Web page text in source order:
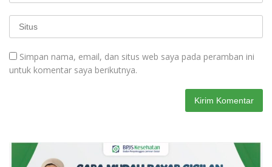
Simpan nama, email, dan situs web saya pada peramban ini
untuk komentar saya berikutnya.